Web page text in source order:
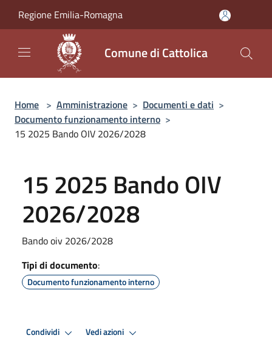
Regione Emilia-Romagna
Comune di Cattolica
Home > Amministrazione > Documenti e dati >
Documento funzionamento interno >
15 2025 Bando OIV 2026/2028
15 2025 Bando OIV
2026/2028
Bando oiv 2026/2028
Tipi di documento:
Documento funzionamento interno
Condividi Vedi azioni